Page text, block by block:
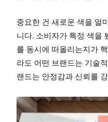
중요한 건 새로운 색을 얼
니다. 소비자가 특정 색을
를 동시에 떠올리는지가
라도 어떤 브랜드는 기술
랜드는 안정감과 신뢰를